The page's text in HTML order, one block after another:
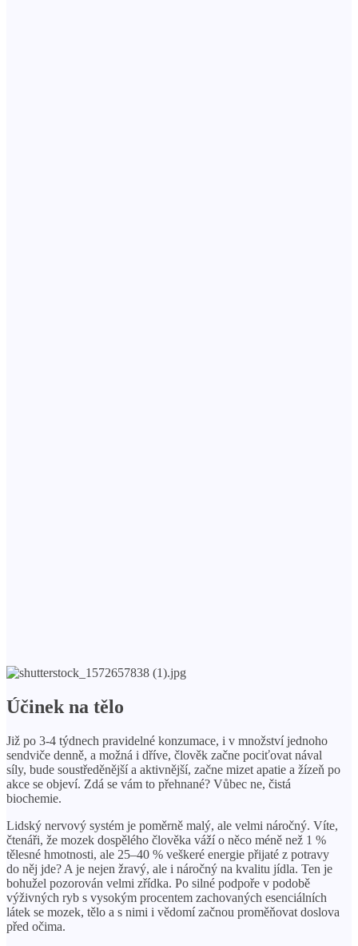
Účinek na tělo
Již po 3-4 týdnech pravidelné konzumace, i v množství jednoho
sendviče denně, a možná i dříve, člověk začne pociťovat nával
síly, bude soustředěnější a aktivnější, začne mizet apatie a žízeň po
akce se objeví. Zdá se vám to přehnané? Vůbec ne, čistá
biochemie.
Lidský nervový systém je poměrně malý, ale velmi náročný. Víte,
čtenáři, že mozek dospělého člověka váží o něco méně než 1 %
tělesné hmotnosti, ale 25–40 % veškeré energie přijaté z potravy
do něj jde? A je nejen žravý, ale i náročný na kvalitu jídla. Ten je
bohužel pozorován velmi zřídka. Po silné podpoře v podobě
výživných ryb s vysokým procentem zachovaných esenciálních
látek se mozek, tělo a s nimi i vědomí začnou proměňovat doslova
před očima.